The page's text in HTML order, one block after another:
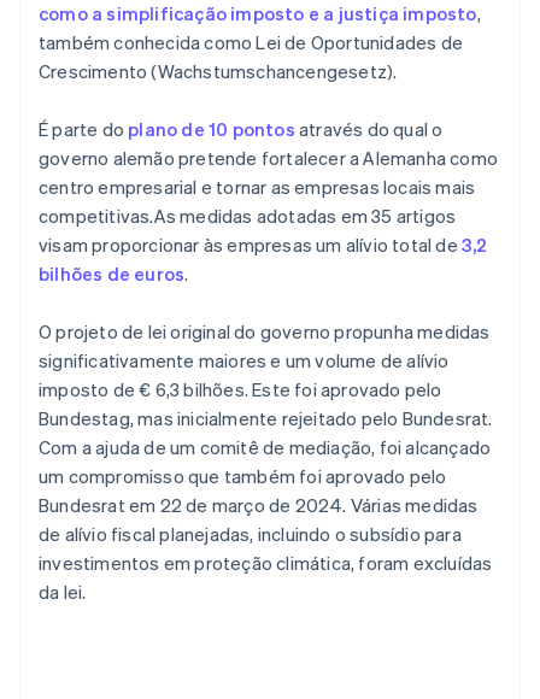
como a simplificação imposto e a justiça imposto,
também conhecida como Lei de Oportunidades de
Crescimento (Wachstumschancengesetz).
É parte do plano de 10 pontos através do qual o
governo alemão pretende fortalecer a Alemanha como
centro empresarial e tornar as empresas locais mais
competitivas.As medidas adotadas em 35 artigos
visam proporcionar às empresas um alívio total de3,2
bilhões de euros.
O projeto de lei original do governo propunha medidas
significativamente maiores e um volume de alívio
imposto de € 6,3 bilhões. Este foi aprovado pelo
Bundestag, mas inicialmente rejeitado pelo Bundesrat.
Com a ajuda de um comitê de mediação, foi alcançado
um compromisso que também foi aprovado pelo
Bundesrat em 22 de março de 2024. Várias medidas
de alívio fiscal planejadas, incluindo o subsídio para
investimentos em proteção climática, foram excluídas
da lei.